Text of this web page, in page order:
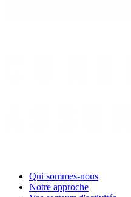
Qui sommes-nous
Notre approche